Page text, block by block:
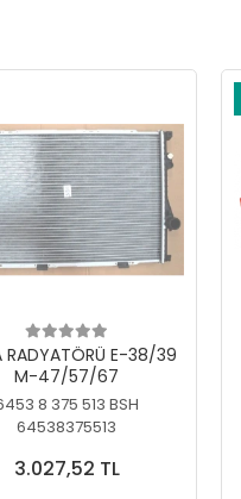
RADYATÖRÜ E-38/39
M-47/57/67
8 375 513 BSH
64538375513
3.027,52 TL